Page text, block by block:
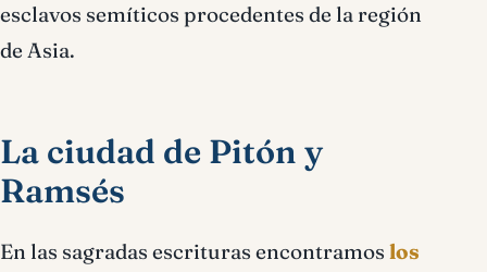
esclavos semíticos procedentes de la región
de Asia.
La ciudad de Pitón y
Ramsés
En las sagradas escrituras encontramos los